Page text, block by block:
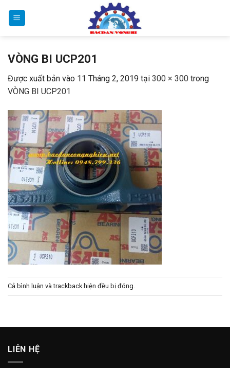
VÒNG BI UCP201
Được xuất bản vào 11 Tháng 2, 2019 tại 300 × 300 trong
VÒNG BI UCP201
Cả bình luận và trackback hiện đều bị đóng.
LIÊN HỆ